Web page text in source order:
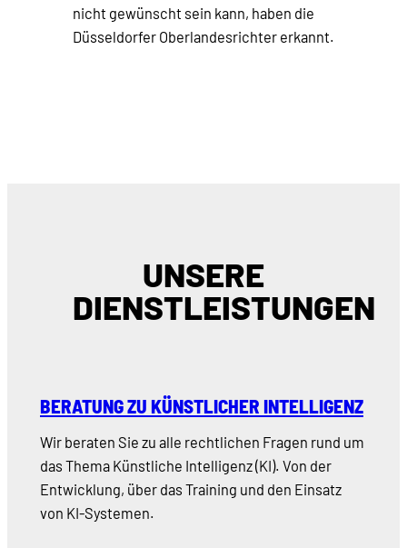
nicht gewünscht sein kann, haben die
Düsseldorfer Oberlandesrichter erkannt.
UNSERE
DIENSTLEISTUNGEN
BERATUNG ZU KÜNSTLICHER INTELLIGENZ
Wir beraten Sie zu alle rechtlichen Fragen rund um
das Thema Künstliche Intelligenz (KI). Von der
Entwicklung, über das Training und den Einsatz
von KI-Systemen.